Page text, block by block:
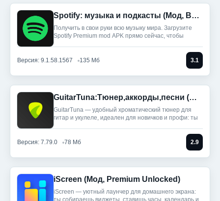
Spotify: музыка и подкасты (Мод, Всё разблокировано)
Получить в свои руки всю музыку мира. Загрузите
Spotify Premium mod APK прямо сейчас, чтобы
Версия: 9.1.58.1567 135 Мб 3.1
GuitarTuna:Тюнер,аккорды,песни (Мод, Premium Unlocked)
GuitarTuna — удобный хроматический тюнер для
гитар и укулеле, идеален для новичков и профи: ты
Версия: 7.79.0 78 Мб 2.9
iScreen (Мод, Premium Unlocked)
iScreen — уютный лаунчер для домашнего экрана:
ты собираешь виджеты, ставишь часы, календарь и